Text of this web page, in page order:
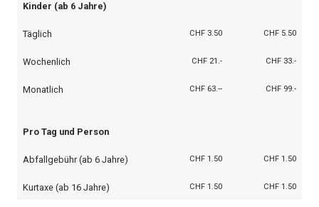
Kinder (ab 6 Jahre)
Täglich CHF 3.50 CHF 5.50
Wochenlich CHF 21.- CHF 33.-
Monatlich CHF 63.-- CHF 99.-
Pro Tag und Person
Abfallgebühr (ab 6 Jahre) CHF 1.50 CHF 1.50
Kurtaxe (ab 16 Jahre) CHF 1.50 CHF 1.50